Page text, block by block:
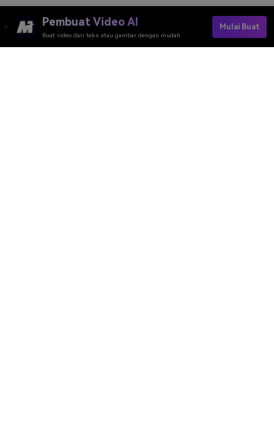
Pembuat Video AI
Buat video dari teks atau gambar dengan mudah
Mulai Buat